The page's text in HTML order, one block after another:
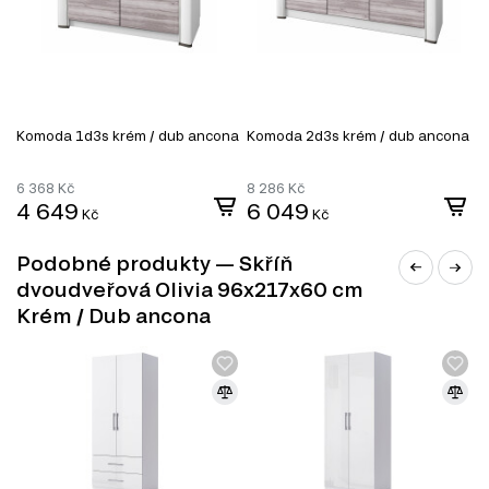
kombinovat podle svých potřeb:
Šatní skříň
Komoda 1d3s krém / dub ancona
6 368 Kč
4 649 Kč
Komoda 2d3s krém / dub ancona
8 286 Kč
6 049 Kč
Podobné produkty — Skříň
dvoudveřová Olivia 96x217x60 cm
Krém / Dub ancona